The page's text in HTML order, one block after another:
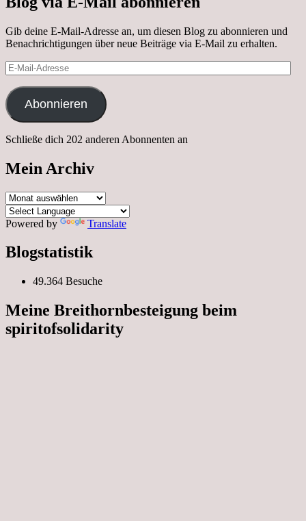
Gib deine E-Mail-Adresse an, um diesen Blog zu abonnieren und
Benachrichtigungen über neue Beiträge via E-Mail zu erhalten.
E-
Mail-
Adresse
Abonnieren
Schließe dich 202 anderen Abonnenten an
Mein Archiv
Mein
Archiv
Powered by
Translate
Blogstatistik
49.364 Besuche
Meine Breithornbesteigung beim
spiritofsolidarity